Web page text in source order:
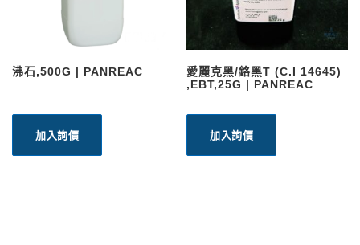
沸石,500G | PANREAC
加入詢價
愛麗克黑/鉻黑T (C.I 14645)
,EBT,25G | PANREAC
加入詢價